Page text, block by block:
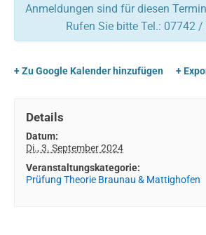
Anmeldungen sind für diesen
Rufen Sie bitte Tel.: 07742 /
+ Zu Google Kalender hinzufügen +
Details
Datum:
Di., 3. September 2024
Veranstaltungskategorie:
Prüfung Theorie Braunau & Mattighofen